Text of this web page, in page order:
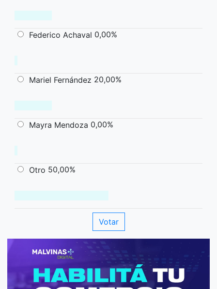
Federico Achaval 0,00%
Mariel Fernández 20,00%
Mayra Mendoza 0,00%
Otro 50,00%